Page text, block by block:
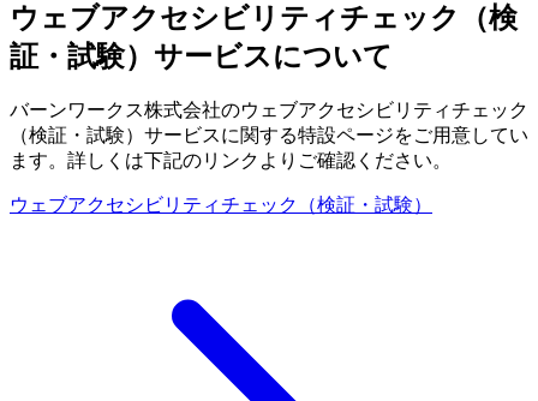
ウェブアクセシビリティチェック（検
証・試験）サービスについて
バーンワークス株式会社のウェブアクセシビリティチェック
（検証・試験）サービスに関する特設ページをご用意してい
ます。詳しくは下記のリンクよりご確認ください。
ウェブアクセシビリティチェック（検証・試験）